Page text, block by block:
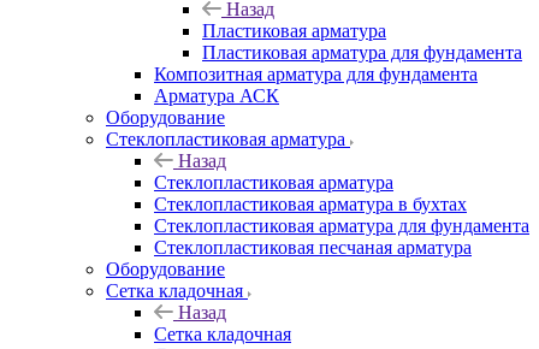
Назад
Пластиковая арматура
Пластиковая арматура для фундамента
Композитная арматура для фундамента
Арматура АСК
Оборудование
Cтеклопластиковая арматура
Назад
Cтеклопластиковая арматура
Стеклопластиковая арматура в бухтах
Стеклопластиковая арматура для фундамента
Стеклопластиковая песчаная арматура
Оборудование
Сетка кладочная
Назад
Сетка кладочная